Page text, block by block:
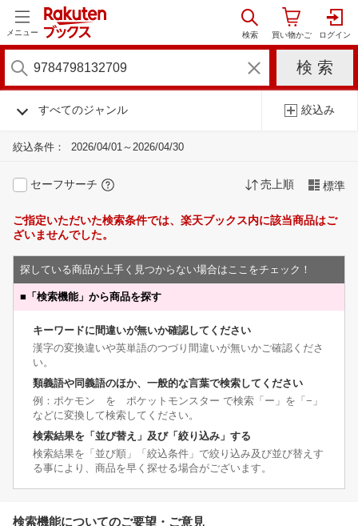
メニュー
すべてのジャンル 絞込み
絞込条件： 2026/04/01～2026/04/30
セーフサーチ 売上順 標準
ご指定いただいた検索条件では、楽天ブックス内に該当商品はご
ざいませんでした。
探している商品が上手く見つからない場合はここをチェック！
■ 「検索機能」から商品を探す
キーワードに間違いが無いか確認してください
漢字の変換違いや英単語のつづり間違いが無いかご確認くださ
い。
類義語や同義語のほか、一般的な言葉で検索してください
例：ポケモン を ポケットモンスター で検索「ー」を「−」
などに変換して検索してください。
検索結果を「並び替え」及び「絞り込み」する
検索結果を「並び順」「絞込条件」で絞り込み及び並び替えす
る事により、商品を早く探せる場合がございます。
検索機能についてのご要望・ご意見